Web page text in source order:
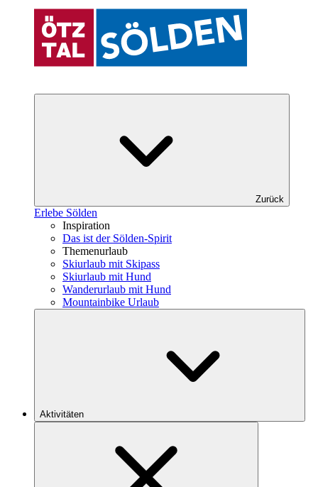
Zurück
Erlebe Sölden
Inspiration
Das ist der Sölden-Spirit
Themenurlaub
Skiurlaub mit Skipass
Skiurlaub mit Hund
Wanderurlaub mit Hund
Mountainbike Urlaub
Aktivitäten